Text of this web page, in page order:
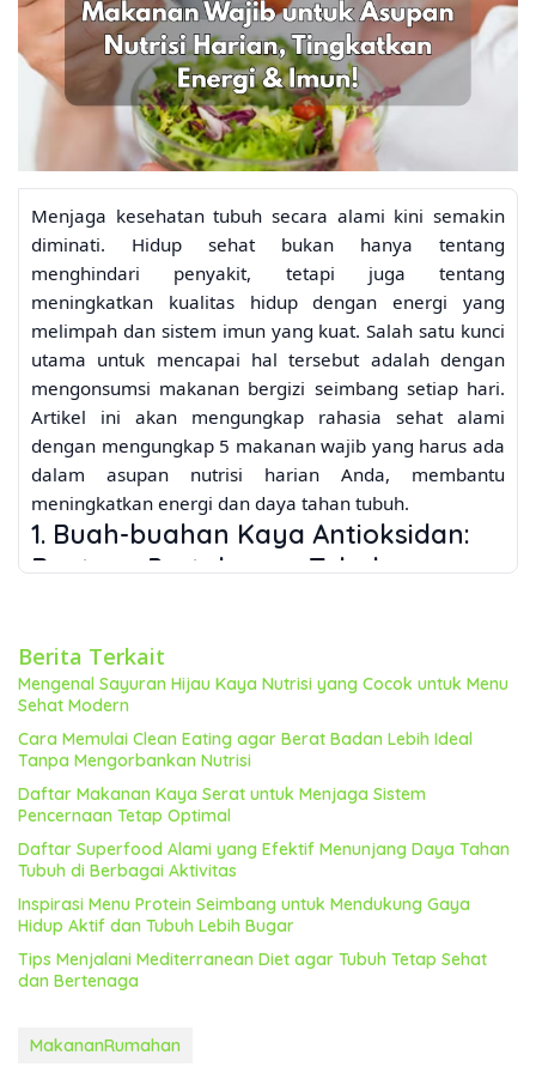
Menjaga kesehatan tubuh secara alami kini semakin
diminati. Hidup sehat bukan hanya tentang
menghindari penyakit, tetapi juga tentang
meningkatkan kualitas hidup dengan energi yang
melimpah dan sistem imun yang kuat. Salah satu kunci
utama untuk mencapai hal tersebut adalah dengan
mengonsumsi makanan bergizi seimbang setiap hari.
Artikel ini akan mengungkap rahasia sehat alami
dengan mengungkap 5 makanan wajib yang harus ada
dalam asupan nutrisi harian Anda, membantu
meningkatkan energi dan daya tahan tubuh.
1. Buah-buahan Kaya Antioksidan:
Benteng Pertahanan Tubuh
tubuh dari kerusakan sel akibat radikal bebas. Radikal
bebas adalah molekul tidak stabil yang dapat merusak
sel dan berkontribusi pada berbagai penyakit kronis,
termasuk kanker dan penyakit jantung. Antioksidan
dalam buah-buahan membantu menetralisir radikal
bebas ini, sehingga menjaga kesehatan sel dan
meningkatkan sistem imun.
Jenis Buah yang Direkomendasikan:
memberikan warna biru gelap dan bermanfaat untuk
kesehatan otak dan jantung.
Strawberry: Sumber vitamin C yang baik, membantu
infeksi.
Berita Terkait
Mengenal Sayuran Hijau Kaya Nutrisi yang Cocok untuk Menu
Sehat Modern
Cara Memulai Clean Eating agar Berat Badan Lebih Ideal
Tanpa Mengorbankan Nutrisi
Daftar Makanan Kaya Serat untuk Menjaga Sistem
Pencernaan Tetap Optimal
Daftar Superfood Alami yang Efektif Menunjang Daya Tahan
Tubuh di Berbagai Aktivitas
Inspirasi Menu Protein Seimbang untuk Mendukung Gaya
Hidup Aktif dan Tubuh Lebih Bugar
Tips Menjalani Mediterranean Diet agar Tubuh Tetap Sehat
dan Bertenaga
MakananRumahan